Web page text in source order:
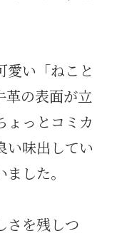
愛い「ねこと
革の表面が立
ょっとコミカ
い味出してい
した。
さを残しつ